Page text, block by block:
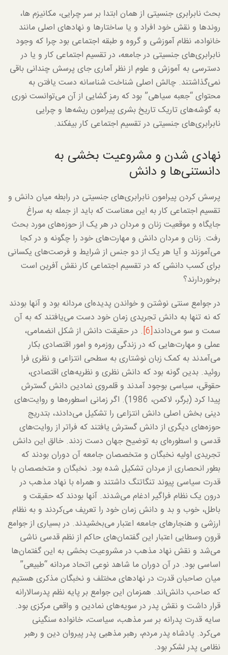
بحث نابرابری جنسیتی از همان ابتدا بر سر چرایی، مکانیزم ها،
روندها و نقش خود افراد و یا ساختارها و نهادهای اصلی مانند
خانواده، نظام آموزشی و گروه و طبقه اجتماعی بود چرا که وجود
نابرابری‌های جنسیتی در جامعه، در تقسیم اجتماعی کار و یا در
دسترسی به آموزش و علوم از نظر آماری جای پرسش چندانی باقی
نمی‌گذاشتند. چالش اصلی شناخت شناسانه دست یافتن به
محتوای “جعبه سیاهی” بود که رمز گشایی از آن می‌توانست نوری
به گوشه‌های تاریک تاریخ بشری پیرامون ریشه‌ها و چرایی
نابرابری‌های جنسیتی در تقسیم اجتماعی کار بیفکند.
نهادی شدن و مشروعیت بخشی به
دانستنی‌ها و دانش
پرسش کردن پیرامون نابرابری‌های جنسیتی در رابطه میان دانش و
تقسیم اجتماعی کار به این معناست که باید از جمله به سراغ
جایگاه و موقعیت زنان و مردان در هر یک از حوزه‌های مورد بحث
رفت. زنان و مردان دانش و مهارت‌های خود را چگونه و در کجا
می‌آموزند و آیا هر یک از دو جنس از شرایط و فرصت‌های یکسانی
برای کسب دانشی که در تقسیم اجتماعی کار نقش آفرین است
برخوردارند؟
در جوامع سنتی نوشتن و خواندن پدیده‌ای مردانه بود و آنها بودند
که نه تنها به دانش تجریدی زمان خود دست می‌یافتند که به آن
سمت و سو می‌دادند[6]
. در حقیقت دانش از شکل انضمامی،
عملی و مهارت‌هایی که در زندگی روزمره و امور اقتصادی بکار
می‌آمدند به کمک زبان نوشتاری به سطحی انتزاعی و نظری فرا
روئید. بدین گونه بود که دانش نظری و نظریه‌های اقتصادی،
حقوقی، سیاسی بوجود آمدند و قلمروی نمادین دانش گسترش
پیدا کرد (برگر، لاکمن، 1986). اگر زمانی اسطوره‌ها و روایت‌های
دینی بخش اصلی دانش انتزاعی را تشکیل می‌دادند، بتدریج
حوزه‌های دیگری از دانش گسترش یافتند که فراتر از روایت‌های
قدسی و اسطوره‌ای به توضیح جهان دست زدند. خالق این دانش
تجریدی اولیه نخبگان و متخصصان جامعه آن دوران بودند که
بطور انحصاری از مردان تشکیل شده بود. نخبگان و متخصصان با
قدرت سیاسی پیوند تنگاتنگ داشتند و همراه با نهاد مذهب در
درون یک نظام فراگیر ادغام می‌شدند. آنها بودند که حقیقت و
باطل، خوب و بد و دانش زمان خود را تعریف می‌کردند و به نظام
ارزشی و هنجارهای جامعه اعتبار می‌بخشیدند. در بسیاری از جوامع
قرون وسطایی اعتبار این گفتمان‌های حاکم از نظم قدسی ناشی
می‌شد و نقش نهاد مذهب در مشروعیت بخشی به این گفتمان‌ها
اساسی بود. در آن دوران ما شاهد نوعی اتحاد مردانه “طبیعی”
میان صاحبان قدرت در نهادهای مختلف و نخبگان مذکری هستیم
که صاحب دانش‌اند. همزمان این جوامع بر پایه نظم پدرسالارانه
قرار داشت و نقش پدر در سویه‌های نمادین و واقعی مرکزی بود.
سایه قدرت پدرانه بر سر مذهب، سیاست، خانواده سنگینی
می‌کرد. پادشاه پدر مردم، رهبر مذهبی پدر پیروان دین و رهبر
نظامی پدر لشکر بود.